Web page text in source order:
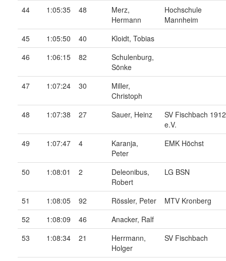
44
1:05:35 48
Merz,
Hermann
Hochschule
Mannheim
45
1:05:50 40
Kloidt, Tobias
46
1:06:15 82
Schulenburg,
Sönke
47
1:07:24 30
Miller,
Christoph
48
1:07:38 27 Sauer, Heinz
SV Fischbach 1912
e.V.
49
1:07:47 4
Karanja,
Peter
EMK Höchst
50 1:08:01 2
Deleonibus,
Robert
LG BSN
51 1:08:05 92 Rössler, Peter
MTV Kronberg
52
1:08:09 46
Anacker, Ralf
53
1:08:34 21
Herrmann,
Holger
SV Fischbach